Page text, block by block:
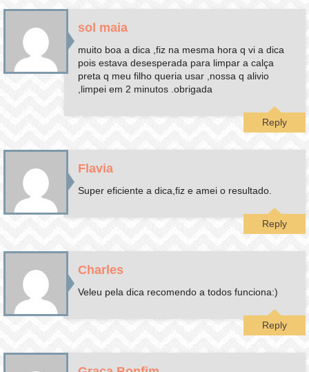
sol maia
muito boa a dica ,fiz na mesma hora q vi a dica
pois estava desesperada para limpar a calça
preta q meu filho queria usar ,nossa q alivio
,limpei em 2 minutos .obrigada
Reply
Flavia
Super eficiente a dica,fiz e amei o resultado.
Reply
Charles
Veleu pela dica recomendo a todos funciona:)
Reply